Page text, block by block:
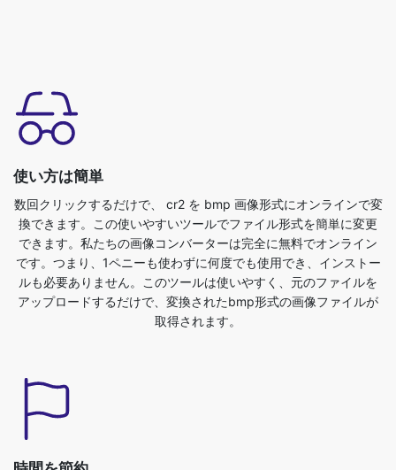
使い方は簡単
数回クリックするだけで、 cr2 を bmp 画像形式にオンラインで変
換できます。この使いやすいツールでファイル形式を簡単に変更
できます。私たちの画像コンバーターは完全に無料でオンライン
です。つまり、1ペニーも使わずに何度でも使用でき、インストー
ルも必要ありません。このツールは使いやすく、元のファイルを
アップロードするだけで、変換されたbmp形式の画像ファイルが
取得されます。
時間を節約
このツールは非常に便利で、貴重な時間を節約できます。 cr2 か
ら bmp 形式に簡単に変換できます。ブラウザで画像ファイルを直
接変換できます。高速、安全、無料です。サインアップやインス